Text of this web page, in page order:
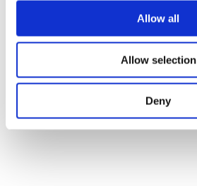
Allow all
Allow selection
Deny